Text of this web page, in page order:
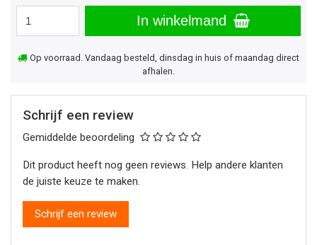
In winkelmand
Op voorraad. Vandaag besteld, dinsdag in huis of maandag direct
afhalen.
Schrijf een review
Gemiddelde beoordeling
Dit product heeft nog geen reviews. Help andere klanten
de juiste keuze te maken.
Schrijf een review